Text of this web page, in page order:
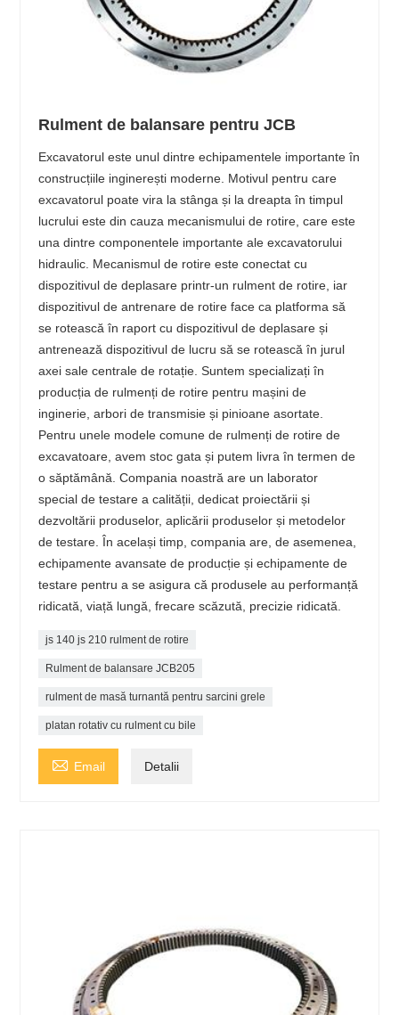
Rulment de balansare pentru JCB
Excavatorul este unul dintre echipamentele importante în
construcțiile inginerești moderne. Motivul pentru care
excavatorul poate vira la stânga și la dreapta în timpul
lucrului este din cauza mecanismului de rotire, care este
una dintre componentele importante ale excavatorului
hidraulic. Mecanismul de rotire este conectat cu
dispozitivul de deplasare printr-un rulment de rotire, iar
dispozitivul de antrenare de rotire face ca platforma să
se rotească în raport cu dispozitivul de deplasare și
antrenează dispozitivul de lucru să se rotească în jurul
axei sale centrale de rotație. Suntem specializați în
producția de rulmenți de rotire pentru mașini de
inginerie, arbori de transmisie și pinioane asortate.
Pentru unele modele comune de rulmenți de rotire de
excavatoare, avem stoc gata și putem livra în termen de
o săptămână. Compania noastră are un laborator
special de testare a calității, dedicat proiectării și
dezvoltării produselor, aplicării produselor și metodelor
de testare. În același timp, compania are, de asemenea,
echipamente avansate de producție și echipamente de
testare pentru a se asigura că produsele au performanță
ridicată, viață lungă, frecare scăzută, precizie ridicată.
js 140 js 210 rulment de rotire
Rulment de balansare JCB205
rulment de masă turnantă pentru sarcini grele
platan rotativ cu rulment cu bile
 Email Detalii